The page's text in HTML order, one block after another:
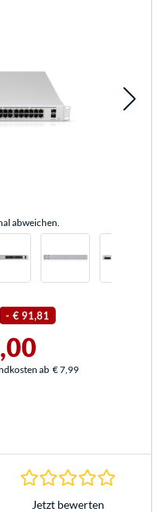
abweichen.
- € 91,81
ab € 7,99
Jetzt bewerten